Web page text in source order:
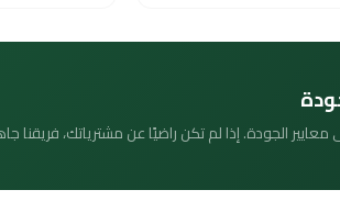
معايير الجودة. إذا لم تكن راضيًا عن مشترياتك،